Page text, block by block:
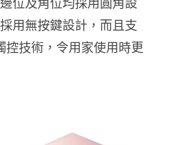
用無按鍵設計，而且支
技術，令用家使用時更